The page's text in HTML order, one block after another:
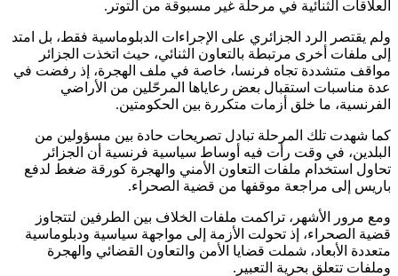
العلاقات الثنائية في مرحلة غير مسبوقة من التوتر.
ولم يقتصر الرد الجزائري على الإجراءات الدبلوماسية فقط، بل امتد
إلى ملفات أخرى مرتبطة بالتعاون الثنائي، حيث اتخذت الجزائر
مواقف متشددة تجاه فرنسا، خاصة في ملف الهجرة، إذ رفضت في
عدة مناسبات استقبال بعض رعاياها المرحّلين من الأراضي
الفرنسية، ما خلق أزمات متكررة بين الحكومتين.
كما شهدت تلك المرحلة تبادل تصريحات حادة بين مسؤولين من
البلدين، في وقت رأت فيه أوساط سياسية فرنسية أن الجزائر
تحاول استخدام ملفات التعاون الأمني والهجرة كورقة ضغط لدفع
باريس إلى مراجعة موقفها من قضية الصحراء.
ومع مرور الأشهر، تراكمت ملفات الخلاف بين الطرفين لتتجاوز
قضية الصحراء، إذ تحولت الأزمة إلى مواجهة سياسية ودبلوماسية
متعددة الأبعاد، شملت قضايا الأمن والتعاون القضائي والهجرة
وملفات تتعلق بحرية التعبير.